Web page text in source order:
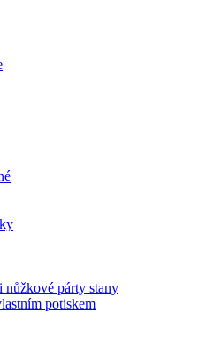
nůžkové párty stany
potiskem